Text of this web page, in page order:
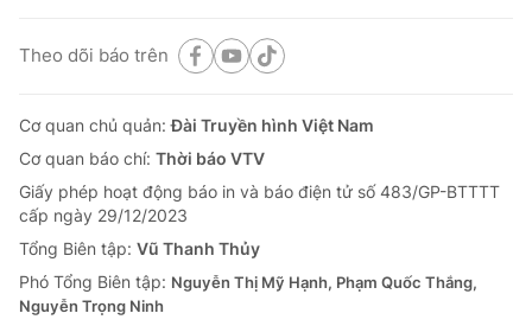
Theo dõi báo trên
Cơ quan chủ quản:Đài Truyền hình Việt Nam
Cơ quan báo chí: Thời báo VTV
Giấy phép hoạt động báo in và báo điện tử số 483/GP-BTTTT
cấp ngày 29/12/2023
Tổng Biên tập: Vũ Thanh Thủy
Phó Tổng Biên tập: Nguyễn Thị Mỹ Hạnh, Phạm Quốc Thắng,
Nguyễn Trọng Ninh